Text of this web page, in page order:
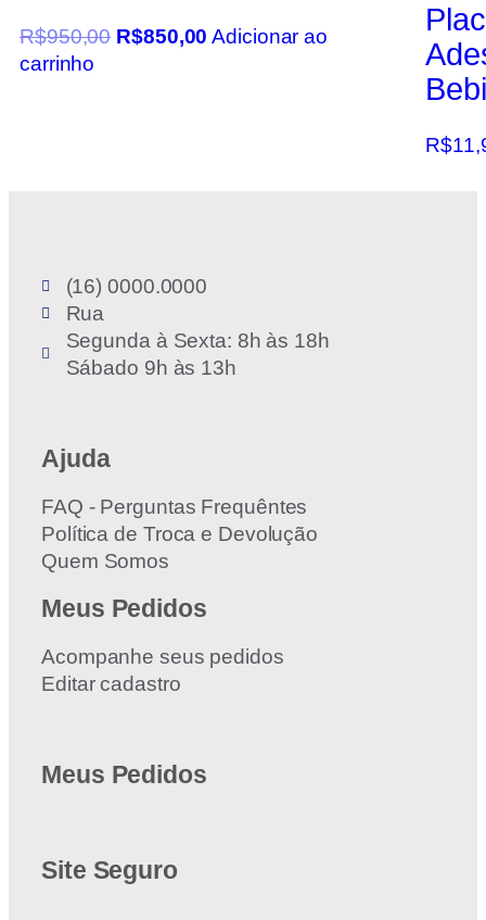
R$950,00 R$850,00 Adicionar ao
carrinho
R$
(16) 0000.0000
Rua
Segunda à Sexta: 8h às 18h
Sábado 9h às 13h
Ajuda
FAQ - Perguntas Frequêntes
Política de Troca e Devolução
Quem Somos
Meus Pedidos
Acompanhe seus pedidos
Editar cadastro
Meus Pedidos
Site Seguro